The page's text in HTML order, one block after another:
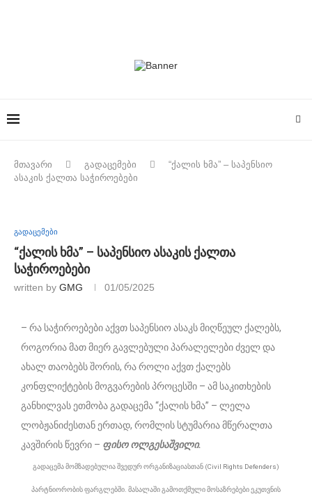
მთავარი გადაცემები
“ქალის ხმა” – საპენსიო
ასაკის ქალთა საჭიროებები
გადაცემები
“ქალის ხმა” – საპენსიო ასაკის ქალთა
საჭიროებები
written by GMG 01/05/2025
– რა საჭიროებები აქვთ საპენსიო ასაკს მიღწეულ ქალებს,
როგორია მათ მიერ გავლებული პარალელები ძველ და
ახალ თაობებს შორის, რა როლი აქვთ ქალებს
კონფლიქტების მოგვარების პროცესში – ამ საკითხების
განხილვას ეთმობა გადაცემა “ქალის ხმა” – ლელა
ლობჟანიძესთან ერთად, რომლის სტუმარია მწერალთა
კავშირის წევრი – ფისო ოლგესაშვილი.
გადაცემამომზადებულია შვედურ ორგანიზაციასთან (Civil Rights Defenders)
პარტნიორობის ფარგლებში. მასალაში გამოთქმული მოსაზრებები ეკუთვნის